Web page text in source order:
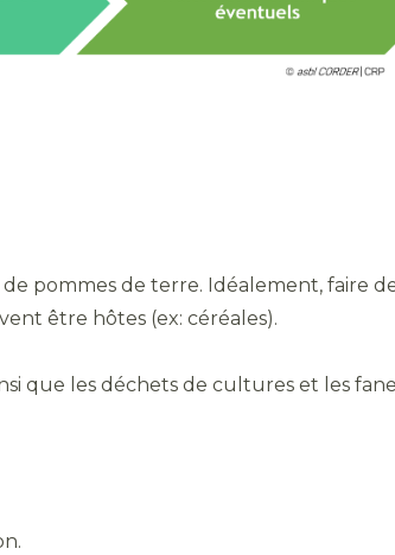
pommes de terre. Idéalement, faire
être hôtes (ex: céréales).
que les déchets de cultures et les